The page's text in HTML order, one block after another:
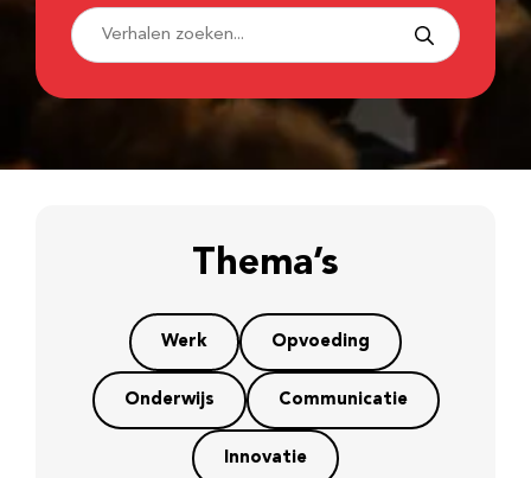
Thema’s
Werk Opvoeding
Onderwijs Communicatie
Innovatie